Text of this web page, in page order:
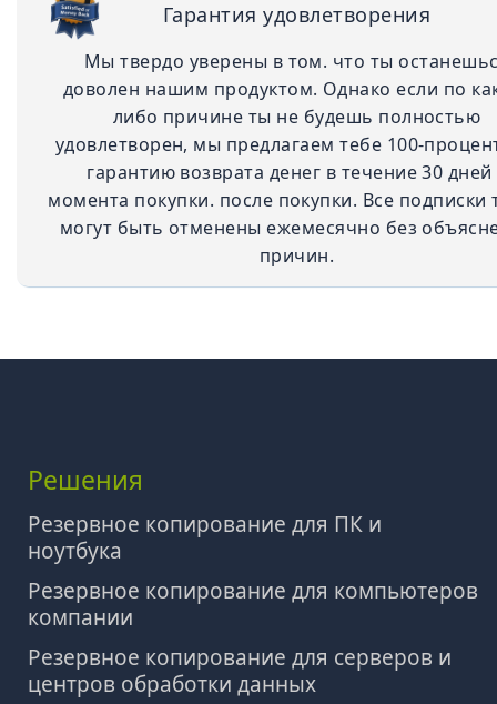
Гарантия удовлетворения
Мы твердо уверены в том. что ты
доволен нашим продуктом. Однако если по
либо причине ты не будешь полностью
удовлетворен, мы предлагаем тебе 100-
гарантию возврата денег в течение 30 дней
момента покупки. после покупки. Все подписки
могут быть отменены ежемесячно без
причин.
Решения
Резервное копирование для ПК и
ноутбука
Резервное копирование для компьютеров
компании
Резервное копирование для серверов и
центров обработки данных